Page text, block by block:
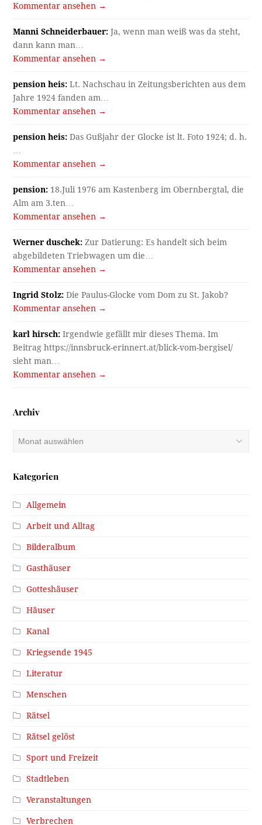
Kommentar ansehen →
Manni Schneiderbauer: Ja, wenn man weiß was da steht,
dann kann man…
Kommentar ansehen →
pension heis: Lt. Nachschau in Zeitungsberichten aus dem
Jahre 1924 fanden am…
Kommentar ansehen →
pension heis: Das Gußjahr der Glocke ist lt. Foto 1924; d. h.
Kommentar ansehen →
pension: 18.Juli 1976 am Kastenberg im Obernbergtal, die
Alm am 3.ten…
Kommentar ansehen →
Werner duschek: Zur Datierung: Es handelt sich beim
abgebildeten Triebwagen um die…
Kommentar ansehen →
Ingrid Stolz: Die Paulus-Glocke vom Dom zu St. Jakob?
Kommentar ansehen →
karl hirsch: Irgendwie gefällt mir dieses Thema. Im
Beitrag https://innsbruck-erinnert.at/blick-vom-bergisel/
sieht man…
Kommentar ansehen →
Archiv
Kategorien
Allgemein
Arbeit und Alltag
Bilderalbum
Gasthäuser
Gotteshäuser
Häuser
Kanal
Kriegsende 1945
Literatur
Menschen
Rätsel
Rätsel gelöst
Sport und Freizeit
Stadtleben
Veranstaltungen
Verbrechen